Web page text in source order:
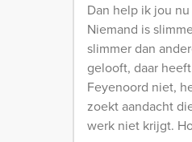
Dan help ik jou
Niemand is
slimmer dan
gelooft, daar
Feyenoord niet,
zoekt aandacht
werk niet krijgt.